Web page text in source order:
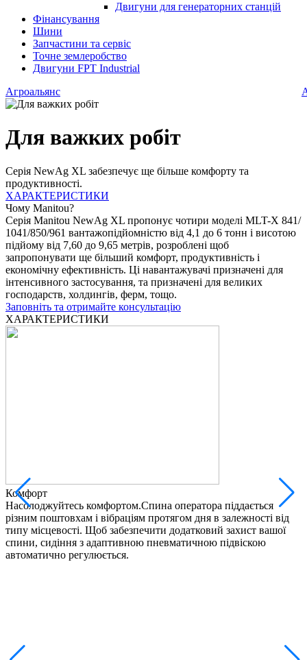
Двигуни для генераторних станцій
Фінансування
Шини
Запчастини та сервіс
Точне землеробство
Двигуни FPT Industrial
Агроальянс
Для важких робіт
Серія NewAg XL забезпечує ще більше комфорту та
продуктивності.
ХАРАКТЕРИСТИКИ
Чому Manitou?
Серія Manitou NewAg XL пропонує чотири моделі MLT-Х 841/
1041/850/961 вантажопідйомністю від 4,1 до 6 тонн і висотою
підйому від 7,60 до 9,65 метрів, розроблені щоб
запропонувати ще більший комфорт, продуктивність і
економічну ефективність. Ці навантажувачі призначені для
інтенсивного застосування, та призначені для великих
господарств, холдингів, ферм, тощо.
Заповніть та отримайте консультацію
ХАРАКТЕРИСТИКИ
Комфорт
Насолоджуйтесь комфортом.Спина оператора піддається
різним поштовхам і вібраціям протягом дня в залежності від
типу місцевості. Щоб забезпечити додатковий захист вашої
спини, сидіння з адаптивною пневматичною підвіскою
автоматично регулюється.